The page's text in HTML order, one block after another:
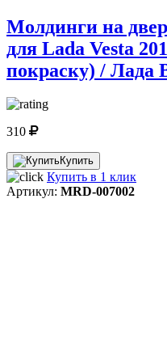
Молдинги на
для Lada Vesta
покраску) / Лада
310
Купить
Купить в 1 клик
Артикул: MRD-007002